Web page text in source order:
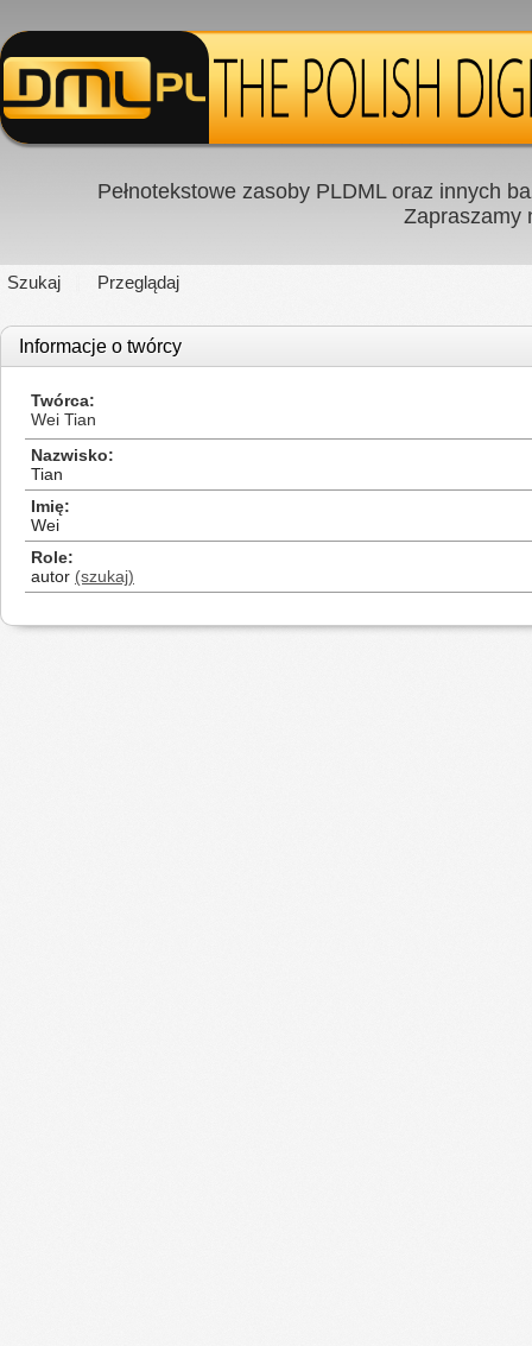
Pełnotekstowe zasoby PLDML oraz innych
Zapraszamy
Szukaj Przeglądaj
Informacje o twórcy
Twórca
Wei Tian
Nazwisko
Tian
Imię
Wei
Role
autor (szukaj)